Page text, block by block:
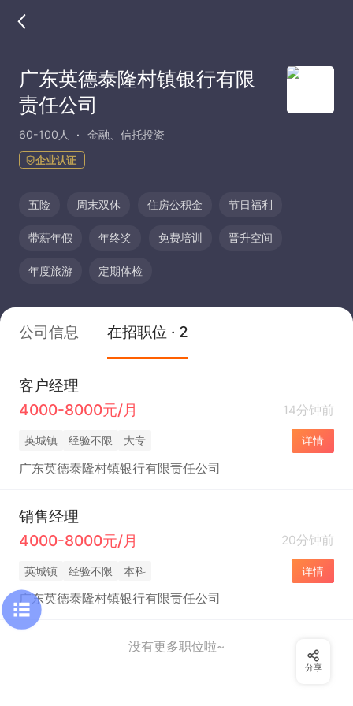
广东英德泰隆村镇银行有限
责任公司
60-100人 金融、信托投资
企业认证
五险 周末双休 住房公积金 节日福利
带薪年假 年终奖 免费培训 晋升空间
年度旅游 定期体检
公司信息 在招职位 · 2
客户经理
4000-8000元/月
14分钟前
英城镇 经验不限 大专 详情
广东英德泰隆村镇银行有限责任公司
销售经理
4000-8000元/月
20分钟前
英城镇 经验不限 本科 详情
广东英德泰隆村镇银行有限责任公司
没有更多职位啦~
分享